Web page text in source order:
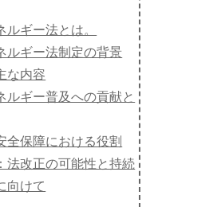
ルギー法とは。
ルギー法制定の背景
な内容
ルギー普及への貢献と
全保障における役割
法改正の可能性と持続
向けて